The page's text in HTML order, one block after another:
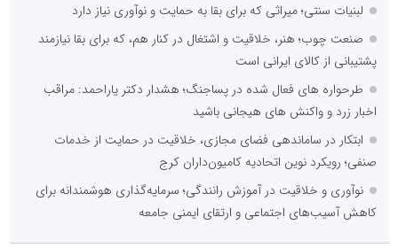
لبنیات سنتی؛ میراثی که برای بقا به حمایت و نوآوری نیاز دارد
صنعت چوب؛ هنر، خلاقیت و اشتغال در کنار هم، که برای بقا نیازمند
پشتیبانی از کالای ایرانی است
طرحواره های فعال شده در پساجنگ؛ هشدار دکتر یاراحمد: مراقب
اخبار زرد و واکنش های هیجانی باشید
ابتکار در ساماندهی فضای مجازی، خلاقیت در حمایت از خدمات
صنفی؛ رویکرد نوین اتحادیه کامیون‌داران کرج
نوآوری و خلاقیت در آموزش رانندگی؛ سرمایه‌گذاری هوشمندانه برای
کاهش آسیب‌های اجتماعی و ارتقای ایمنی جامعه